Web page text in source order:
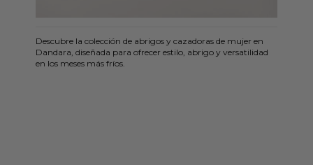
Descubre la colección de abrigos y cazadoras de mujer en
Dandara, diseñada para ofrecer estilo, abrigo y versatilidad
en los meses más fríos.